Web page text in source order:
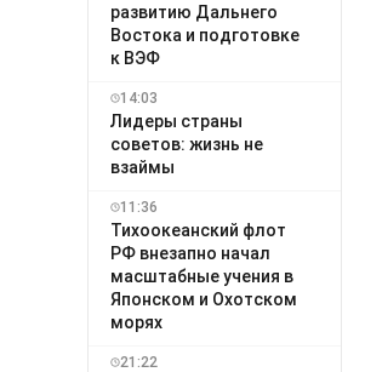
развитию Дальнего
Востока и подготовке
к ВЭФ
14:03
Лидеры страны
советов: жизнь не
взаймы
11:36
Тихоокеанский флот
РФ внезапно начал
масштабные учения в
Японском и Охотском
морях
21:22